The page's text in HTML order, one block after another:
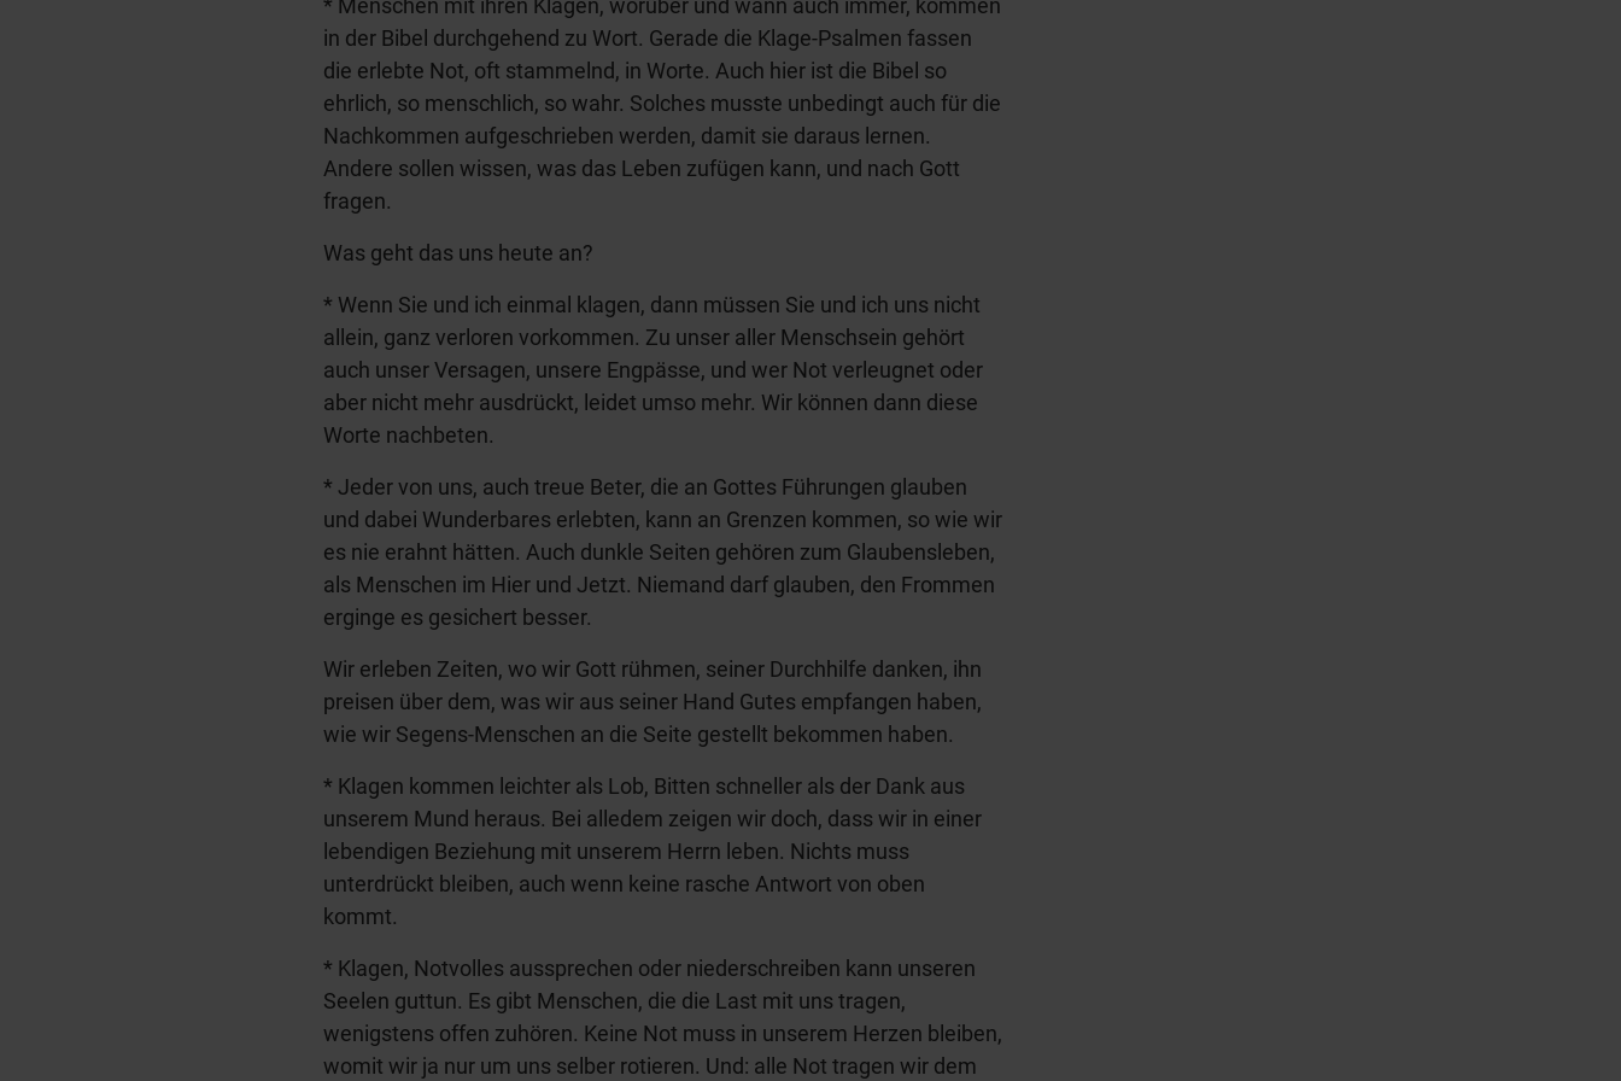
* Menschen mit ihren Klagen, worüber und wann auch immer, kommen
in der Bibel durchgehend zu Wort. Gerade die Klage-Psalmen fassen
die erlebte Not, oft stammelnd, in Worte. Auch hier ist die Bibel so
ehrlich, so menschlich, so wahr. Solches musste unbedingt auch für die
Nachkommen aufgeschrieben werden, damit sie daraus lernen.
Andere sollen wissen, was das Leben zufügen kann, und nach Gott
fragen.
Was geht das uns heute an?
* Wenn Sie und ich einmal klagen, dann müssen Sie und ich uns nicht
allein, ganz verloren vorkommen. Zu unser aller Menschsein gehört
auch unser Versagen, unsere Engpässe, und wer Not verleugnet oder
aber nicht mehr ausdrückt, leidet umso mehr. Wir können dann diese
Worte nachbeten.
* Jeder von uns, auch treue Beter, die an Gottes Führungen glauben
und dabei Wunderbares erlebten, kann an Grenzen kommen, so wie wir
es nie erahnt hätten. Auch dunkle Seiten gehören zum Glaubensleben,
als Menschen im Hier und Jetzt. Niemand darf glauben, den Frommen
erginge es gesichert besser.
Wir erleben Zeiten, wo wir Gott rühmen, seiner Durchhilfe danken, ihn
preisen über dem, was wir aus seiner Hand Gutes empfangen haben,
wie wir Segens-Menschen an die Seite gestellt bekommen haben.
* Klagen kommen leichter als Lob, Bitten schneller als der Dank aus
unserem Mund heraus. Bei alledem zeigen wir doch, dass wir in einer
lebendigen Beziehung mit unserem Herrn leben. Nichts muss
unterdrückt bleiben, auch wenn keine rasche Antwort von oben
kommt.
* Klagen, Notvolles aussprechen oder niederschreiben kann unseren
Seelen guttun. Es gibt Menschen, die die Last mit uns tragen,
wenigstens offen zuhören. Keine Not muss in unserem Herzen bleiben,
womit wir ja nur um uns selber rotieren. Und: alle Not tragen wir dem